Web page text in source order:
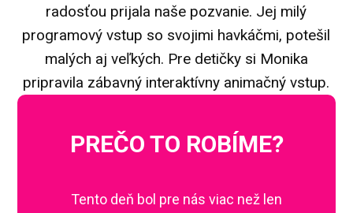
radosťou prijala naše pozvanie. Jej milý
programový vstup so svojimi havkáčmi, potešil
malých aj veľkých. Pre detičky si Monika
pripravila zábavný interaktívny animačný vstup.
PREČO TO ROBÍME?
Tento deň bol pre nás viac než len